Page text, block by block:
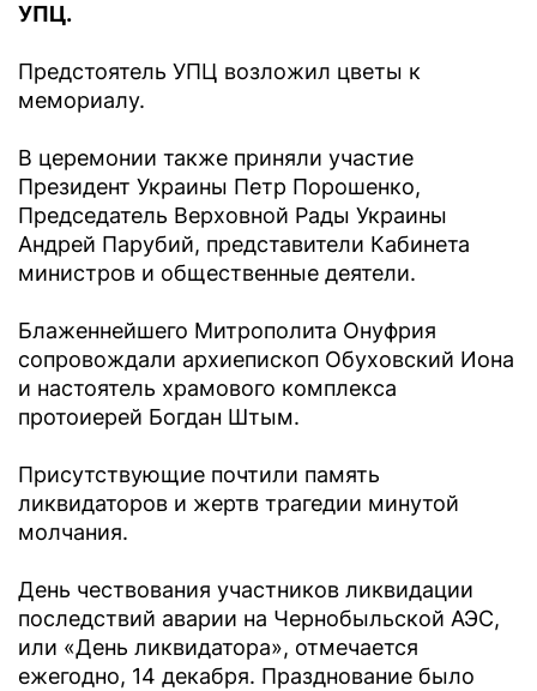
УПЦ.
Предстоятель УПЦ возложил цветы к
мемориалу.
В церемонии также приняли участие
Президент Украины Петр Порошенко,
Председатель Верховной Рады Украины
Андрей Парубий, представители Кабинета
министров и общественные деятели.
Блаженнейшего Митрополита Онуфрия
сопровождали архиепископ Обуховский Иона
и настоятель храмового комплекса
протоиерей Богдан Штым.
Присутствующие почтили память
ликвидаторов и жертв трагедии минутой
молчания.
День чествования участников ликвидации
последствий аварии на Чернобыльской АЭС,
или «День ликвидатора», отмечается
ежегодно, 14 декабря. Празднование было